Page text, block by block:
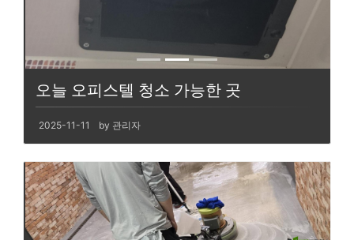
오늘 오피스텔 청소 가능한 곳
2025-11-11 by 관리자